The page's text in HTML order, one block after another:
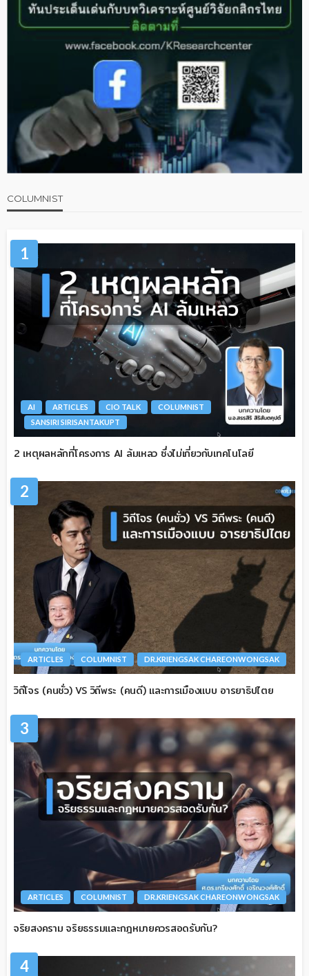
COLUMNIST
1
AI ARTICLES CIO TALK
COLUMNIST
SANSIRI SIRISANTAKUPT
2 เหตุผลหลักที่โครงการ AI ล้มเหลว ซึ่งไม่เกี่ยวกับเทคโนโลยี
2
ARTICLES COLUMNIST DR.KRIENGSAK CHAREONWONGSAK
วิถีโจร (คนชั่ว) VS วิถีพระ (คนดี) และการเมืองแบบ อารยาธิปไตย
3
ARTICLES COLUMNIST DR.KRIENGSAK CHAREONWONGSAK
จริยสงคราม จริยธรรมและกฎหมายควรสอดรับกัน?
4